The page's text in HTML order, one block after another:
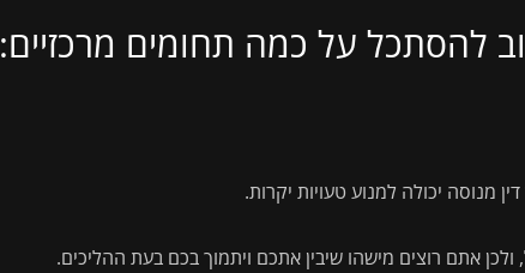
להסתכל על כמה תחומים מרכזיים:
מנוסה יכולה למנוע טעויות יקרות.
אתם רוצים מישהו שיבין אתכם ויתמוך בכם בעת ההליכים.